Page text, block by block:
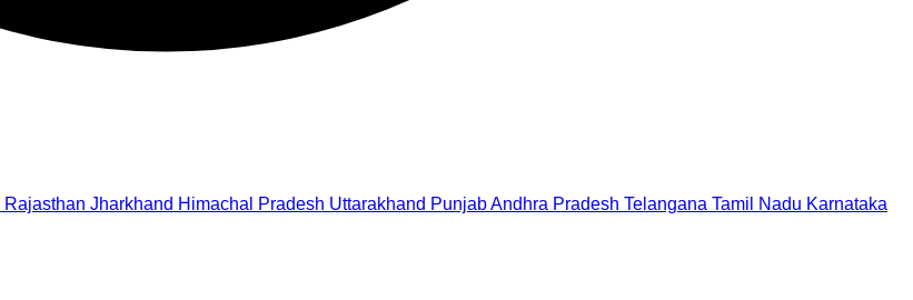
Rajasthan Jharkhand Himachal Pradesh Uttarakhand PunjabAndhra Pradesh Telangana Tamil Nadu Karnataka